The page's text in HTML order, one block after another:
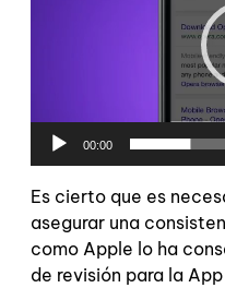
00:00
Es cierto que es
asegurar una
como Apple lo ha
de revisión para la